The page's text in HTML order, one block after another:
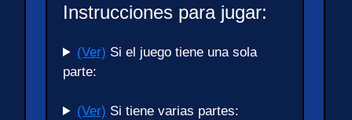
Instrucciones para jugar:
(Ver) Si el juego tiene una sola
parte:
(Ver) Si tiene varias partes: